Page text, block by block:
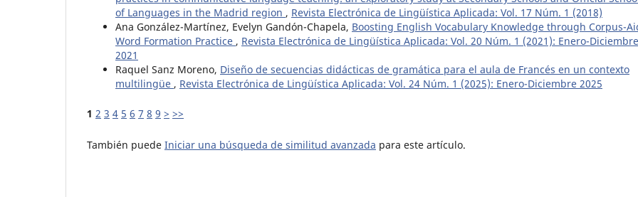
of Languages in the Madrid region , Revista Electrónica de Lingüística Aplicada: Vol. 17 Núm. 1 (2018)
Ana González-Martínez, Evelyn Gandón-Chapela, Boosting English Vocabulary Knowledge through Corpus-
Word Formation Practice , Revista Electrónica de Lingüística Aplicada: Vol. 20 Núm. 1 (2021): Enero-Diciembre
2021
Raquel Sanz Moreno, Diseño de secuencias didácticas de gramática para el aula de Francés en un contexto
multilingüe , Revista Electrónica de Lingüística Aplicada: Vol. 24 Núm. 1 (2025): Enero-Diciembre 2025
1 2 3 4 5 6 7 8 9 > >>
También puede Iniciar una búsqueda de similitud avanzada para este artículo.